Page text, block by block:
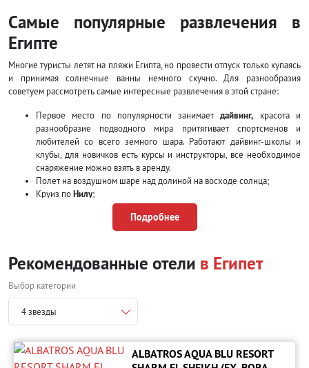
Самые популярные развлечения в
Египте
Многие туристы летят на пляжи Египта, но провести отпуск только купаясь
и принимая солнечные ванны немного скучно. Для разнообразия
советуем рассмотреть самые интересные развлечения в этой стране:
Первое место по популярности занимаетдайвинг, красота и
разнообразие подводного мира притягивает спортсменов и
любителей со всего земного шара. Работают дайвинг-школы и
клубы, для новичков есть курсы и инструкторы, все необходимое
снаряжение можно взять в аренду.
Полет на воздушном шаре над долиной на восходе солнца;
Круиз поНилу;
Экскурсии к самым знаменитым достопримечательностям:
Луксор,Долина царей
Цветной каньон;
Сафари на джипах по пустыне;
Для детейаквапарк,зоопарк дельфинарий.
Что привести из горящего тура в
Египет?
Возвращаясь с отдыха в Египте, хочется привезти с собой частичку этой
удивительной страны, напоминающей о солнечных днях и ярких эмоциях
Подробнее
Рекомендованные отели в Египет
Выбор категории
4 звезды
ALBATROS AQUA BLU RESORT